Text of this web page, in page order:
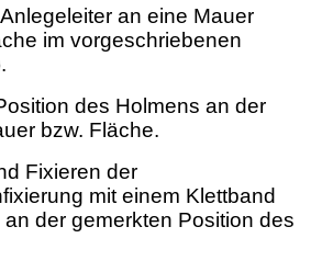
an eine Mauer
im vorgeschriebenen
des Holmens an der
bzw. Fläche.
Fixieren der
mit einem Klettband
der gemerkten Position des